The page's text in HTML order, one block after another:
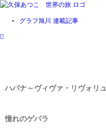
Skip
content グラフ旭川 連載記事
ハバナ～ヴィヴァ・リヴォリ
憧れのゲバラ